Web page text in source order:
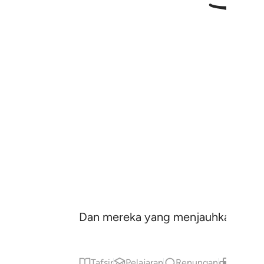
Dan mereka yang menjauhkan diri